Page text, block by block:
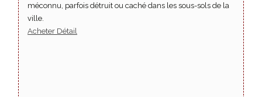
méconnu, parfois détruit ou caché dans les sous-sols de la
ville.
Acheter Détail